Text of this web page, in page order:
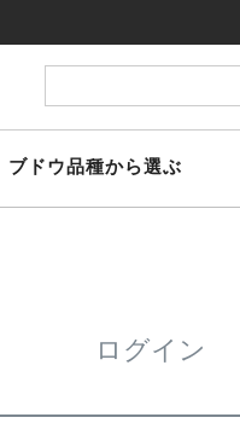
ブドウ品種から選ぶ
ログイン